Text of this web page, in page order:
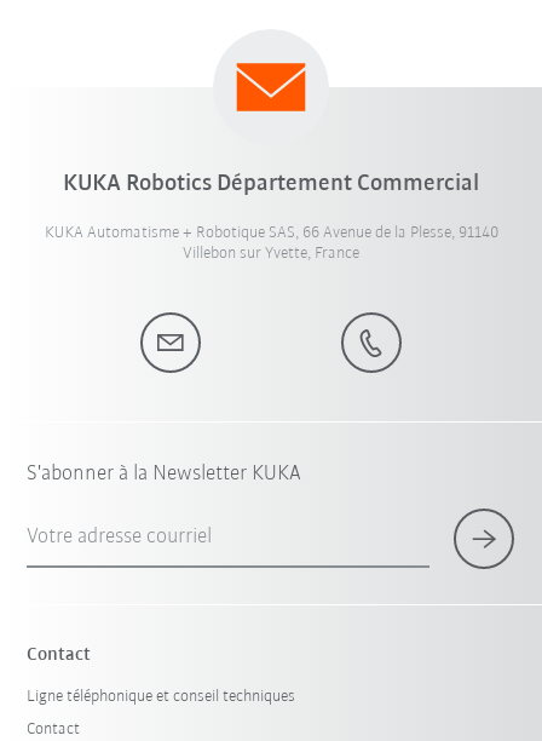
KUKA Robotics Département Commercial
KUKA Automatisme + Robotique SAS, 66 Avenue de la Plesse, 91140
Villebon sur Yvette, France
S'abonner à la Newsletter KUKA
Votre adresse courriel
Contact
Ligne téléphonique et conseil techniques
Contact